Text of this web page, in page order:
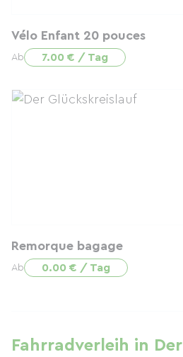
Vélo Enfant 20 pouces
Ab 7.00 € / Tag
Remorque bagage
Ab 0.00 € / Tag
Fahrradverleih in Der